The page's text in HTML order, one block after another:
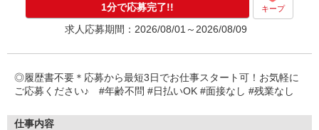
1分で応募完了!! キープ
求人応募期間：2026/08/01～2026/08/09
◎履歴書不要＊応募から最短3日でお仕事スタート可！お気軽に
ご応募ください♪ #年齢不問 #日払いOK #面接なし #残業なし
仕事内容